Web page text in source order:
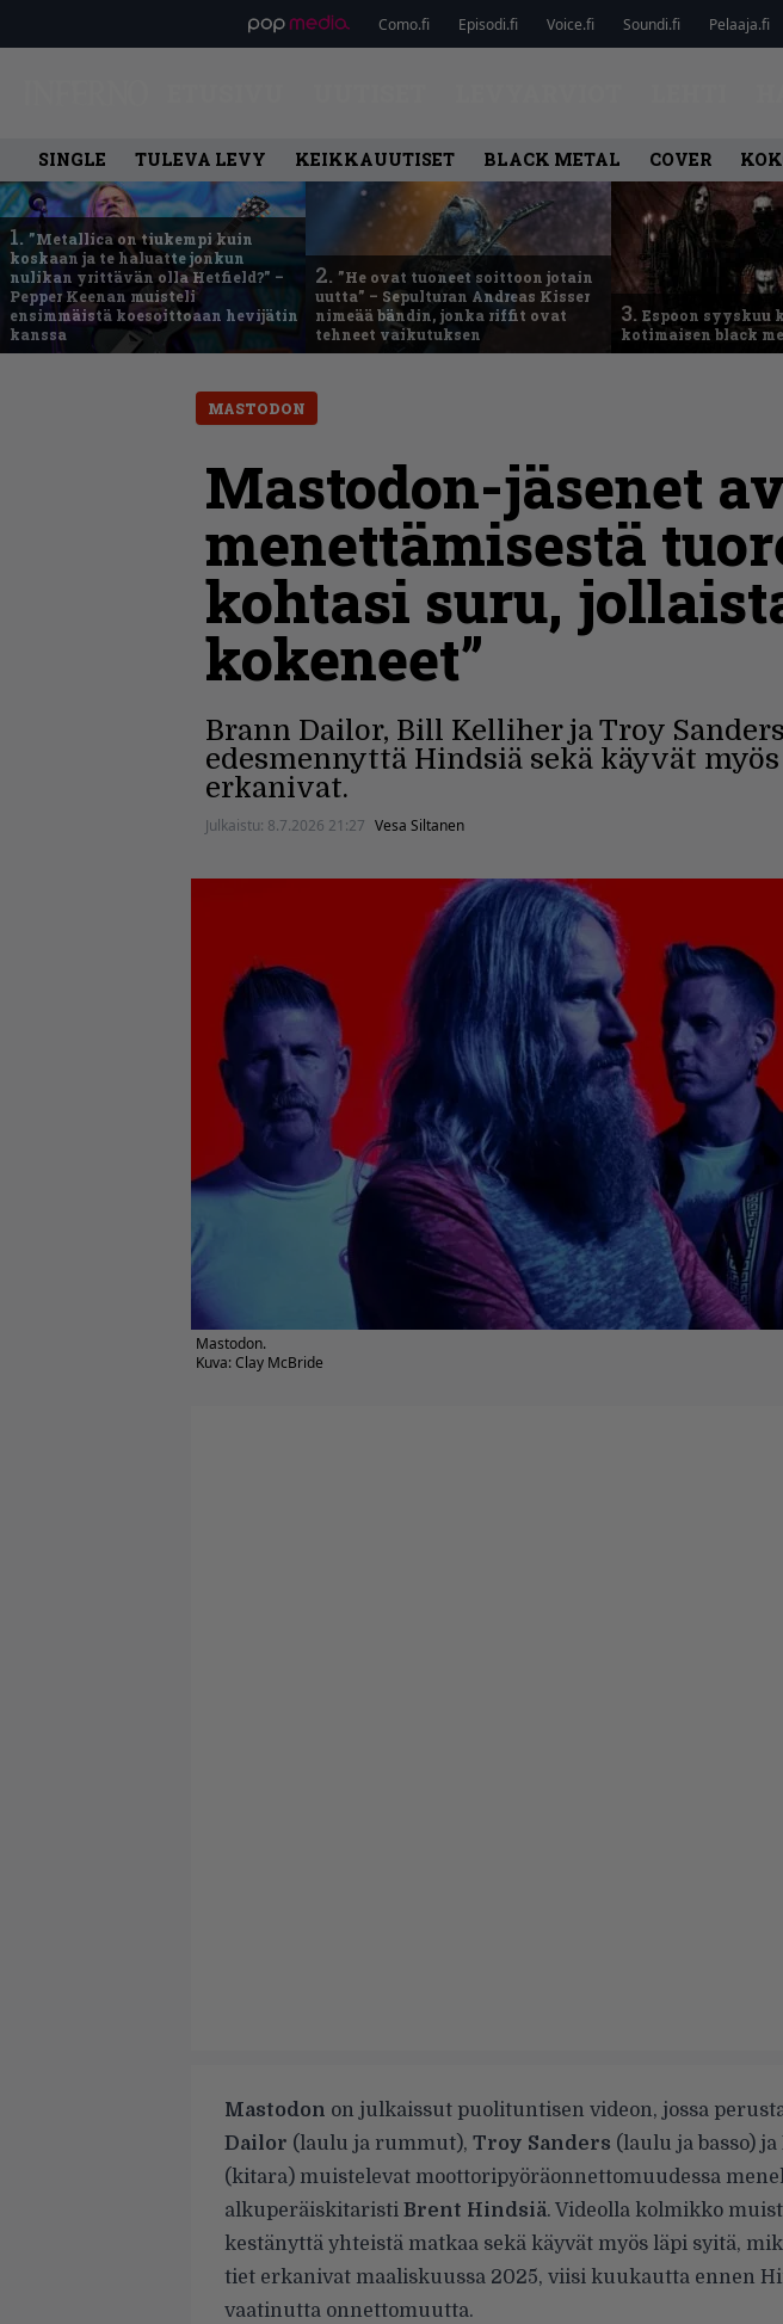
Como.fi Episodi.fi Voice.fi Soundi.fi Pelaaja.fi
SINGLE TULEVA LEVY KEIKKAUUTISET BLACK METAL COVER
1. ”Metallica on tiukempi kuin
koskaan ja te haluatte jonkun
nulikan yrittävän olla Hetfield?” –
Pepper Keenan muisteli
ensimmäistä koesoittoaan hevijätin
kanssa
2. ”He ovat tuoneet soittoon jotain
uutta” – Sepulturan Andreas Kisser
nimeää bändin, jonka riffit ovat
tehneet vaikutuksen
3. Espoon syyskuu
kotimaisen black
MASTODON
Mastodon-jäsenet
menettämisestä
kohtasi suru,
kokeneet”
Brann Dailor, Bill Kelliher ja Troy
edesmennyttä Hindsiä sekä käyvät
erkanivat.
Julkaistu: 8.7.2026 21:27 Vesa Siltanen
Mastodon.
Kuva: Clay McBride
Mastodon on julkaissut puolituntisen videon, jossa
Dailor (laulu ja rummut), Troy Sanders (laulu ja basso) ja
(kitara) muistelevat moottoripyöräonnettomuudessa
alkuperäiskitaristi Brent Hindsiä. Videolla kolmikko
kestänyttä yhteistä matkaa sekä käyvät myös läpi syitä,
tiet erkanivat maaliskuussa 2025, viisi kuukautta ennen
vaatinutta onnettomuutta.